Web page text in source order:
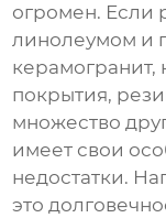
огромен. Если
линолеумом и
покрытия,
множество
имеет свои
недостатки.
это